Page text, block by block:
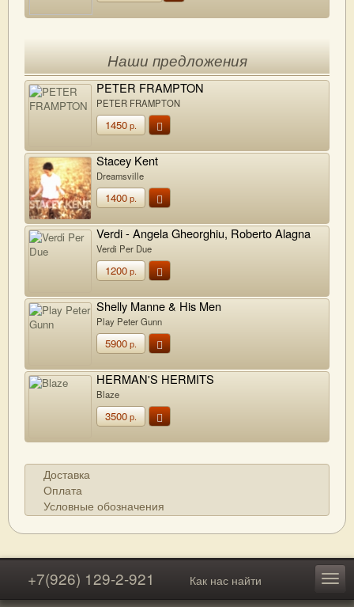
Наши предложения
PETER FRAMPTON
PETER FRAMPTON
1450р.
Stacey Kent
Dreamsville
1400р.
Verdi - Angela Gheorghiu, Roberto Alagna
Verdi Per Due
1200р.
Shelly Manne & His Men
Play Peter Gunn
5900р.
HERMAN'S HERMITS
Blaze
3500р.
Доставка
Оплата
Условные обозначения
+7(926) 129-2-921 Как нас найти